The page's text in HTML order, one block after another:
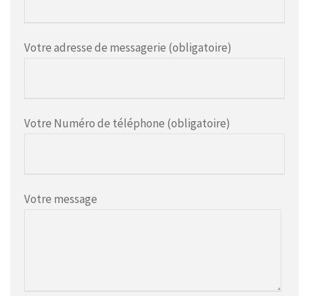
Votre adresse de messagerie (obligatoire)
Votre Numéro de téléphone (obligatoire)
Votre message